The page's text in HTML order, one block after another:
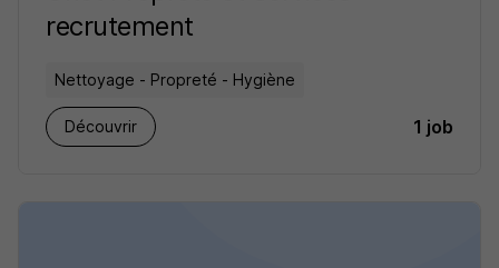
recrutement
Nettoyage - Propreté - Hygiène
Découvrir 1 job